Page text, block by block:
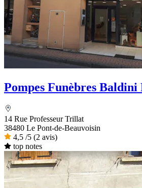
Pompes Funèbres
14 Rue Professeur Trillat
38480 Le Pont-de-Beauvoisin
4,5 /5 (2 avis)
top notes